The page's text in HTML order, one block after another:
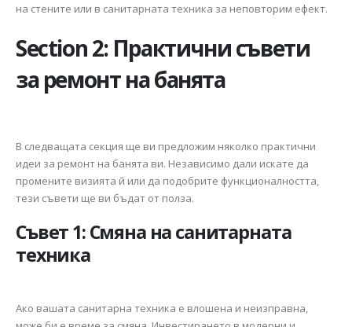
на стените или в санитарната техника за неповторим ефект.
Section 2: Практични съвети
за ремонт на банята
В следващата секция ще ви предложим няколко практични
идеи за ремонт на банята ви. Независимо дали искате да
промените визията й или да подобрите функционалността,
тези съвети ще ви бъдат от полза.
Съвет 1: Смяна на санитарната
техника
Ако вашата санитарна техника е влошена и неизправна,